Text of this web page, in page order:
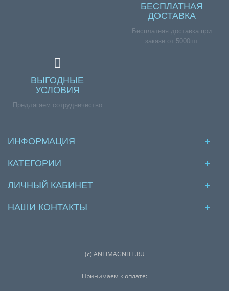
БЕСПЛАТНАЯ
ДОСТАВКА
Бесплатная доставка при
заказе от 5000шт
ВЫГОДНЫЕ
УСЛОВИЯ
Предлагаем сотрудничество
ИНФОРМАЦИЯ
КАТЕГОРИИ
ЛИЧНЫЙ КАБИНЕТ
НАШИ КОНТАКТЫ
(с) ANTIMAGNITT.RU
Принимаем к оплате: